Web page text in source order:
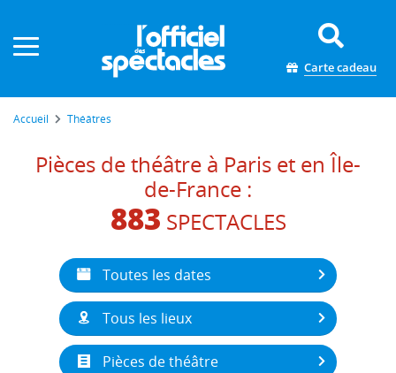
Carte cadeau
Accueil Théâtres
Pièces de théâtre à Paris et en Île-
de-France :
883 SPECTACLES
Toutes les dates
Tous les lieux
Pièces de théâtre